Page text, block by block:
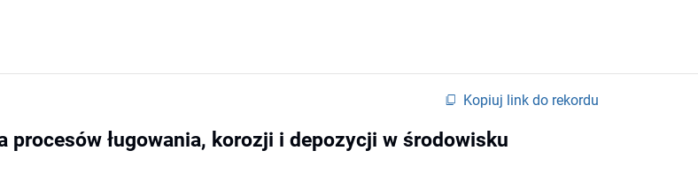
Kopiuj link do rekordu
procesów ługowania, korozji i depozycji w środowisku